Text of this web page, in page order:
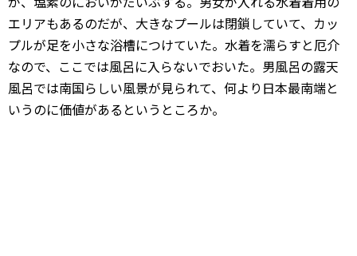
エリアもあるのだが、大きなプールは閉鎖していて、カッ
プルが足を小さな浴槽につけていた。水着を濡らすと厄介
なので、ここでは風呂に入らないでおいた。男風呂の露天
風呂では南国らしい風景が見られて、何より日本最南端と
いうのに価値があるというところか。